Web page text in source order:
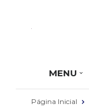
MENU
Página Inicial